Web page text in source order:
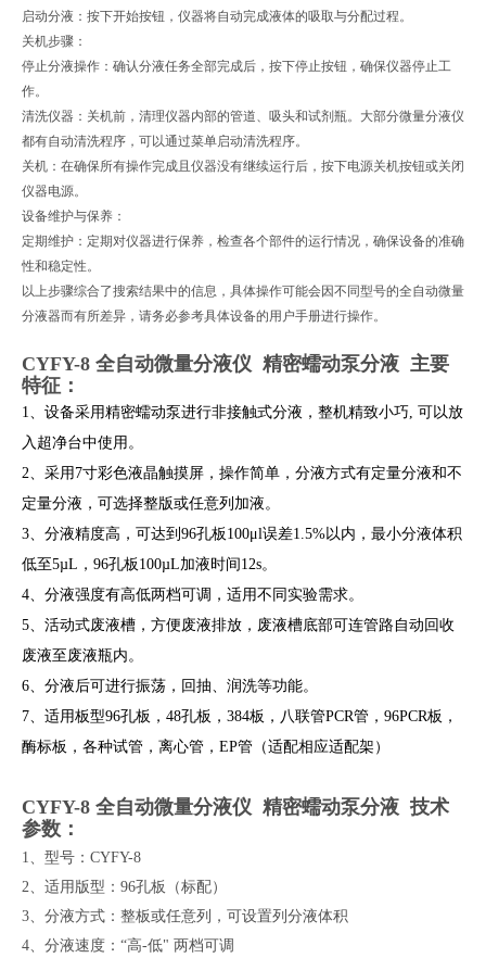
启动分液：按下开始按钮，仪器将自动完成液体的吸取与分配过程。
关机步骤：
停止分液操作：确认分液任务全部完成后，按下停止按钮，确保仪器停止工
作。
清洗仪器：关机前，清理仪器内部的管道、吸头和试剂瓶。大部分微量分液仪
都有自动清洗程序，可以通过菜单启动清洗程序。
关机：在确保所有操作完成且仪器没有继续运行后，按下电源关机按钮或关闭
仪器电源。
设备维护与保养：
定期维护：定期对仪器进行保养，检查各个部件的运行情况，确保设备的准确
性和稳定性。
以上步骤综合了搜索结果中的信息，具体操作可能会因不同型号的全自动微量
分液器而有所差异，请务必参考具体设备的用户手册进行操作。
CYFY-8 全自动微量分液仪 精密蠕动泵分液 主要
特征：
1、设备采用精密蠕动泵进行非接触式分液，整机精致小巧, 可以放
入超净台中使用。
2、采用7寸彩色液晶触摸屏，操作简单，分液方式有定量分液和不
定量分液，可选择整版或任意列加液。
3、分液精度高，可达到96孔板100μl误差1.5%以内，最小分液体积
低至5µL，96孔板100µL加液时间12s。
4、分液强度有高低两档可调，适用不同实验需求。
5、活动式废液槽，方便废液排放，废液槽底部可连管路自动回收
废液至废液瓶内。
6、分液后可进行振荡，回抽、润洗等功能。
7、适用板型96孔板，48孔板，384板，八联管PCR管，96PCR板，
酶标板，各种试管，离心管，EP管（适配相应适配架）
CYFY-8 全自动微量分液仪 精密蠕动泵分液 技术
参数：
1、 型号： CYFY-8
2、 适用版型： 96孔板（标配）
3、 分液方式：整板或任意列，可设置列分液体积
4、 分液速度： “高-低" 两档可调